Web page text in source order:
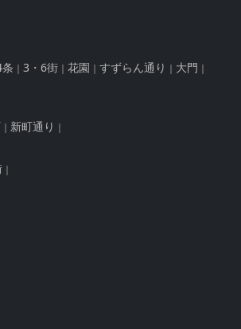
3・6街 花園 すずらん通り
大門
新町通り